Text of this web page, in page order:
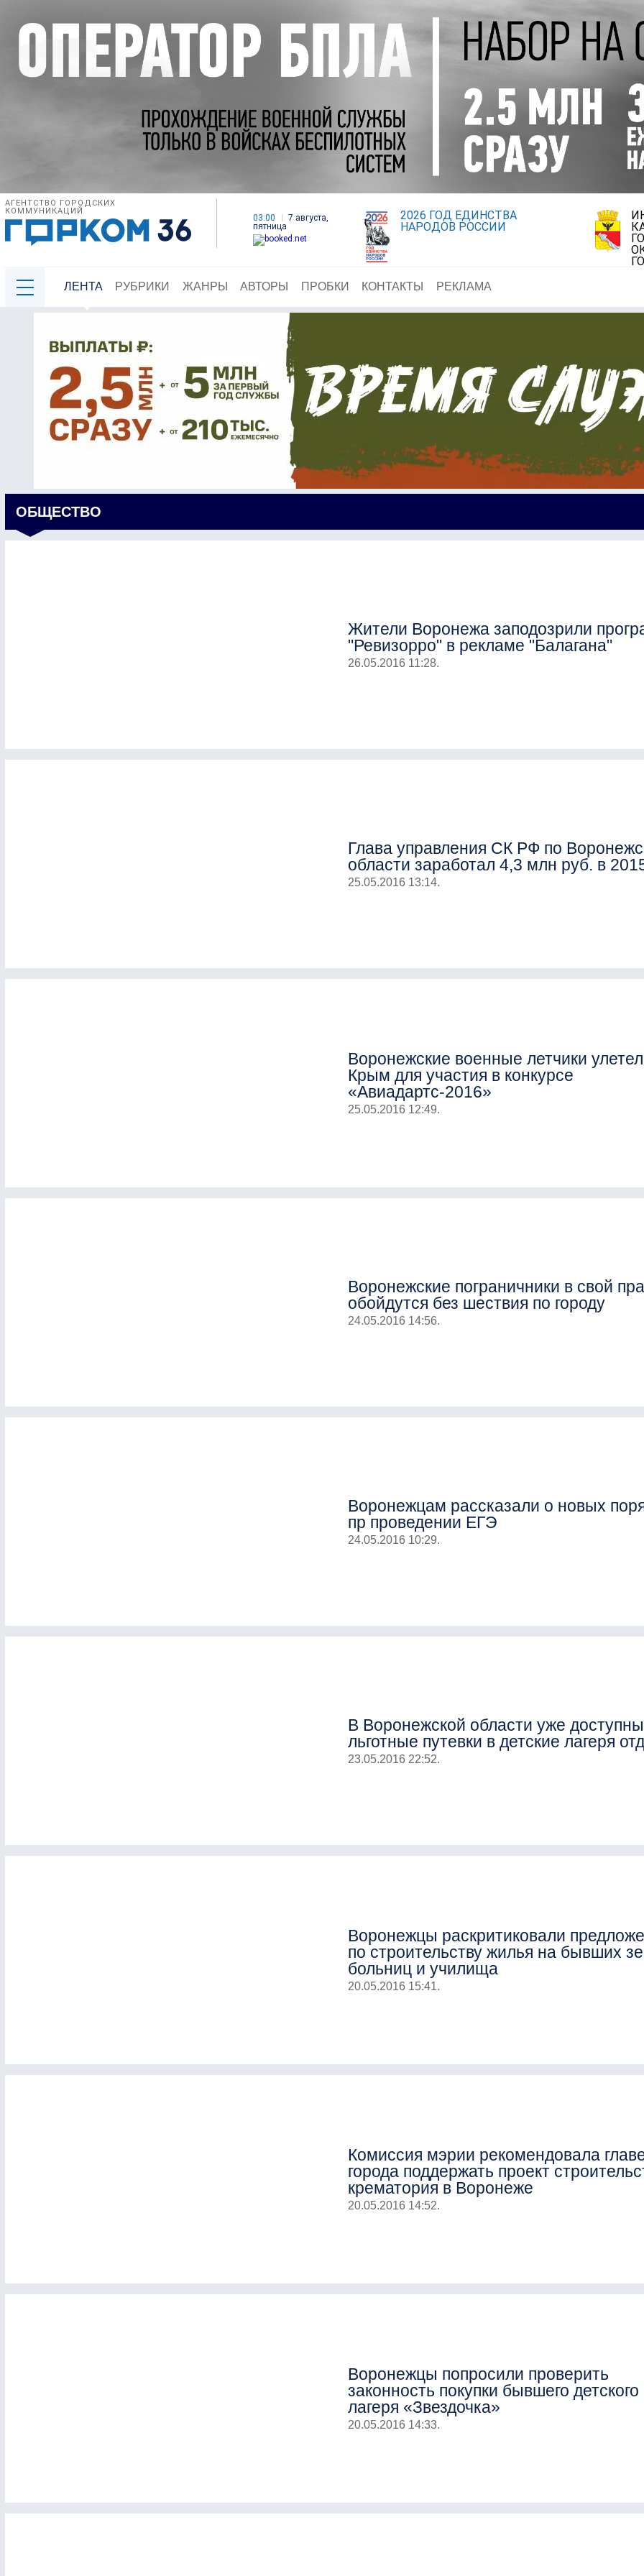
АГЕНТСТВО ГОРОДСКИХ
КОММУНИКАЦИЙ
03:00
7 августа,
пятница
2026 ГОД ЕДИНСТВА
НАРОДОВ РОССИИ
ЛЕНТА РУБРИКИ ЖАНРЫ АВТОРЫ ПРОБКИ КОНТАКТЫ РЕКЛАМА
ОБЩЕСТВО
Жители Воронежа заподозрили
"Ревизорро" в рекламе "Балагана"
26.05.2016 11:28.
Глава управления СК РФ по
области заработал 4,3 млн руб. в
25.05.2016 13:14.
Воронежские военные летчики
Крым для участия в конкурсе
«Авиадартс-2016»
25.05.2016 12:49.
Воронежские пограничники в свой
обойдутся без шествия по городу
24.05.2016 14:56.
Воронежцам рассказали о новых
пр проведении ЕГЭ
24.05.2016 10:29.
В Воронежской области уже доступны
льготные путевки в детские лагеря
23.05.2016 22:52.
Воронежцы раскритиковали
по строительству жилья на бывших
больниц и училища
20.05.2016 15:41.
Комиссия мэрии рекомендовала
города поддержать проект
крематория в Воронеже
20.05.2016 14:52.
Воронежцы попросили проверить
законность покупки бывшего детского
лагеря «Звездочка»
20.05.2016 14:33.